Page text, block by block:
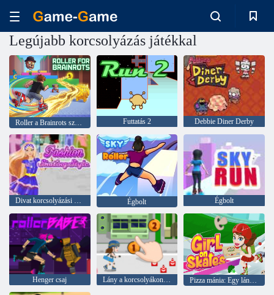
Legújabb korcsolyázás játékkal
Roller a Brainrots számára Futtatás 2 Debbie Diner Derby
Divat korcsolyázási stílus Égbolt Égbolt
Henger csaj Lány a korcsolyákon: Flower Power Pizza mánia: Egy lány görkorcsolya